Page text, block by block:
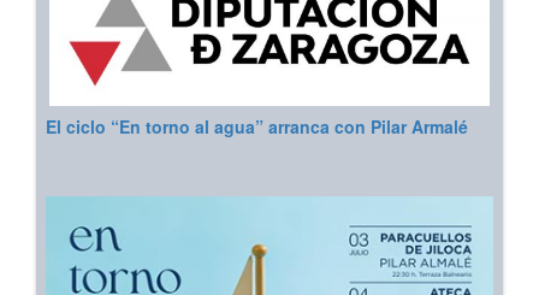
El ciclo “En torno al agua” arranca con Pilar Armalé